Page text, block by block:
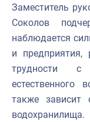
Заместитель
Соколов
наблюдается
и предприятия,
трудности с
естественного
также
водохранилища.